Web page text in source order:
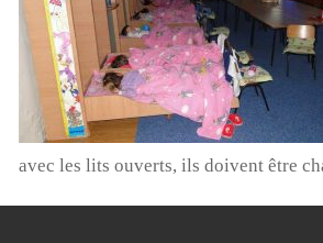
avec les lits ouverts, ils doivent être